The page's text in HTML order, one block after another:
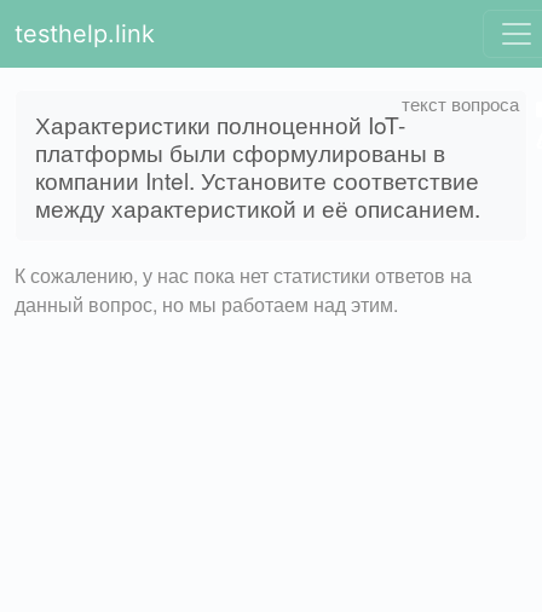
testhelp.link
Характеристики полноценной IoT-
платформы были сформулированы в
компании Intel. Установите соответствие
между характеристикой и её описанием.
К сожалению, у нас пока нет статистики ответов на
данный вопрос, но мы работаем над этим.